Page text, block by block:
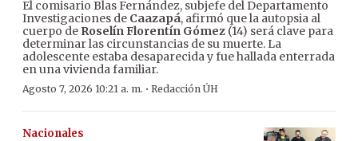
El comisario Blas Fernández, subjefe del Departamento
Investigaciones de Caazapá, afirmó que la autopsia al
cuerpo de Roselín Florentín Gómez (14) será clave para
determinar las circunstancias de su muerte. La
adolescente estaba desaparecida y fue hallada enterrada
en una vivienda familiar.
Agosto 7, 2026 10:21 a. m. · Redacción ÚH
Nacionales